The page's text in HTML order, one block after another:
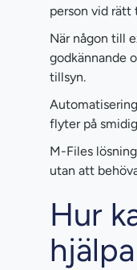
person vid rätt
När någon till
godkännande
tillsyn.
flyter på
M-Files
utan att
Hur